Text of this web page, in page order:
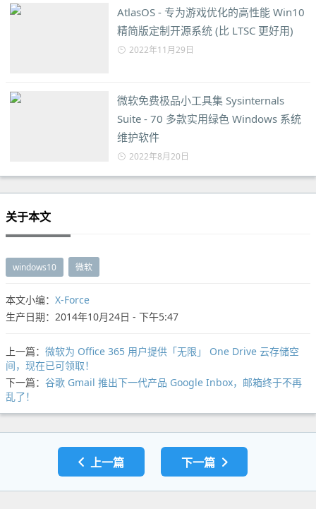
AtlasOS - 专为游戏优化的高性能 Win10
精简版定制开源系统 (比 LTSC 更好用)
2022年11月29日
微软免费极品小工具集 Sysinternals
Suite - 70 多款实用绿色 Windows 系统
维护软件
2022年8月20日
关于本文
windows10 微软
本文小编： X-Force
生产日期：2014年10月24日 - 下午5:47
上一篇： 微软为 Office 365 用户提供「无限」 One Drive 云存储空
间，现在已可领取！
下一篇： 谷歌 Gmail 推出下一代产品 Google Inbox，邮箱终于不再
乱了！
上一篇 下一篇